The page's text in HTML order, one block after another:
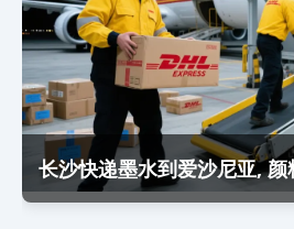
长沙快递墨水到爱沙尼亚,